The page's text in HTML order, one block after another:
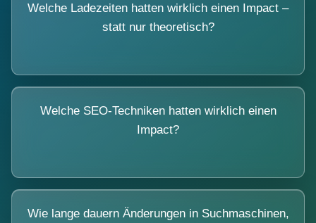
Welche Ladezeiten hatten wirklich einen Impact –
statt nur theoretisch?
Welche SEO-Techniken hatten wirklich einen
Impact?
Wie lange dauern Änderungen in Suchmaschinen,